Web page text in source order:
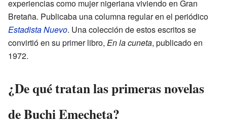
experiencias como mujer nigeriana viviendo en Gran
Bretaña. Publicaba una columna regular en el periódico
Estadista Nuevo. Una colección de estos escritos se
convirtió en su primer libro, En la cuneta, publicado en
1972.
¿De qué tratan las primeras novelas
de Buchi Emecheta?